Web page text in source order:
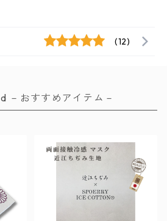
(12)
－おすすめアイテム－